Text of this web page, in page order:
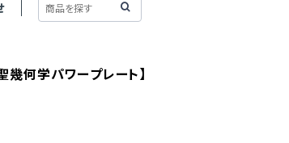
何学パワープレート】